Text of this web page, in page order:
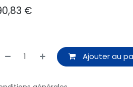
€
Ajouter au